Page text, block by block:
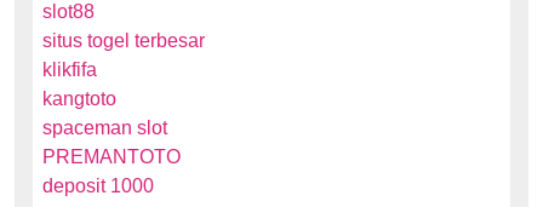
slot88
situs togel terbesar
klikfifa
kangtoto
spaceman slot
PREMANTOTO
deposit 1000